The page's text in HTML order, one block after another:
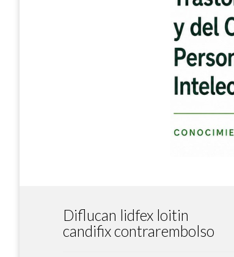
Diflucan lidfex loitin
candifix contrarembolso